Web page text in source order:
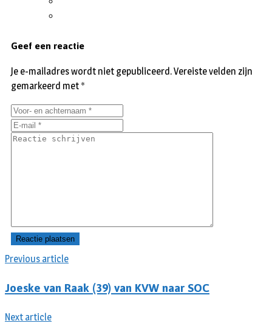
Previous article
Joeske van Raak (39) van KVW naar SOC
Next article
Geef een reactie
Je e-mailadres wordt niet gepubliceerd.Vereiste velden zijn
gemarkeerd met *